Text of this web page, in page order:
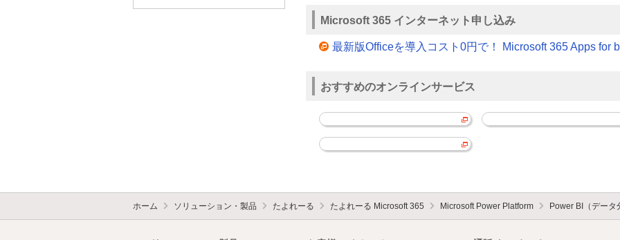
Microsoft 365 インターネット申し込み
最新版Officeを導入コスト0円で！ Microsoft 365 Apps for
おすすめのオンラインサービス
ホーム ソリューション・製品 たよれーる たよれーる Microsoft 365 Microsoft Power Platform Power BI（データ